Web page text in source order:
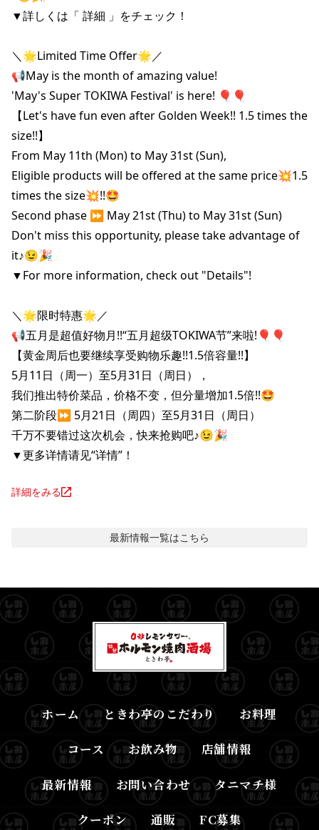
▼詳しくは「 詳細 」をチェック！
＼🌟Limited Time Offer🌟／
📢May is the month of amazing value!
'May's Super TOKIWA Festival' is here! 🎈🎈
【Let's have fun even after Golden Week!! 1.5 times the
size!!】
From May 11th (Mon) to May 31st (Sun),
Eligible products will be offered at the same price💥1.5
times the size💥!!🤩
Second phase ⏩️ May 21st (Thu) to May 31st (Sun)
Don't miss this opportunity, please take advantage of
it♪😉🎉
▼For more information, check out "Details"!
＼🌟限时特惠🌟／
📢五月是超值好物月!!“五月超级TOKIWA节”来啦!🎈🎈
【黄金周后也要继续享受购物乐趣!!1.5倍容量!!】
5月11日（周一）至5月31日（周日），
我们推出特价菜品，价格不变，但分量增加1.5倍!!🤩
第二阶段⏩️ 5月21日（周四）至5月31日（周日）
千万不要错过这次机会，快来抢购吧♪😉🎉
▼更多详情请见“详情”！
詳細をみる
最新情報一覧はこちら
ホーム ときわ亭のこだわり お料理
コース お飲み物 店舗情報
最新情報 お問い合わせ タニマチ様
クーポン 通販 FC募集